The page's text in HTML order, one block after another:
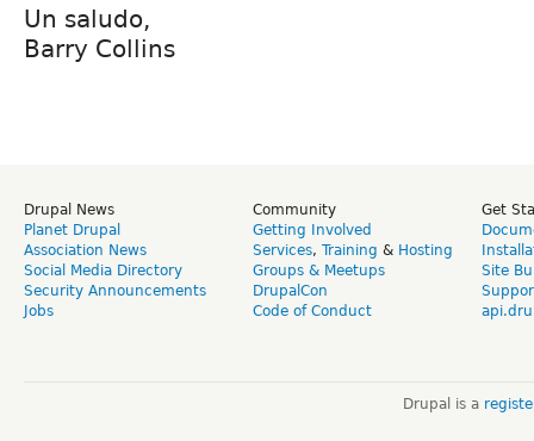
Un saludo,
Barry Collins
Drupal News
Planet Drupal
Association News
Social Media Directory
Security Announcements
Jobs
Community
Getting Involved
Services, Training & Hosting
Groups & Meetups
DrupalCon
Code of Conduct
Get
Site
Drupal is a